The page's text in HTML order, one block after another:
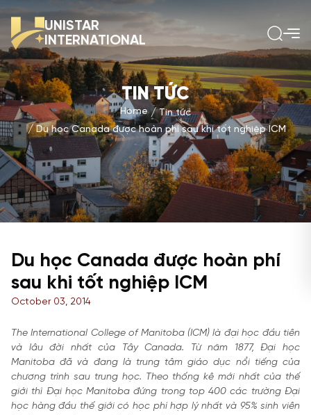
UNISTAR
INTERNATIONAL
TIN TỨC
Home
Tin tức
Du học Canada được hoàn phí sau khi tốt nghiệp ICM
Du học Canada được hoàn phí
sau khi tốt nghiệp ICM
October 03, 2014
The International College of Manitoba (ICM) là đại học đầu tiên
và lâu đời nhất của Tây Canada. Từ năm 1877, Đại học
Manitoba đã và đang là trung tâm giáo dục nổi tiếng của
chương trình sau trung học. Theo thống kê mới nhất của thế
giới thì Đại học Manitoba đứng trong top 400 các trường Đại
học hàng đầu thế giới có học phí hợp lý nhất và 95% sinh viên